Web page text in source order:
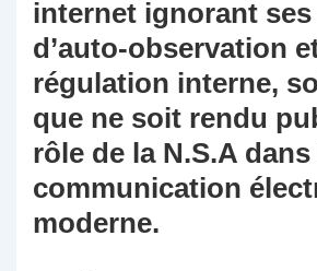
internet ignorant
d’auto-observation
régulation interne,
que ne soit rendu
rôle de la N.S.A dans
communication
moderne.